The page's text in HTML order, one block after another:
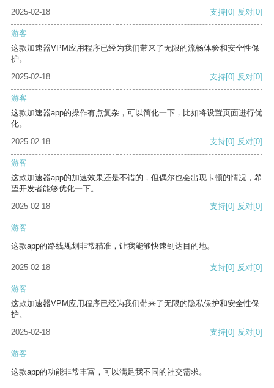
2025-02-18
支持[0] 反对[0]
游客
这款加速器VPM应用程序已经为我们带来了无限的流畅体验和安全性保
护。
2025-02-18
支持[0] 反对[0]
游客
这款加速器app的操作有点复杂，可以简化一下，比如将设置页面进行优
化。
2025-02-18
支持[0] 反对[0]
游客
这款加速器app的加速效果还是不错的，但偶尔也会出现卡顿的情况，希
望开发者能够优化一下。
2025-02-18
支持[0] 反对[0]
游客
这款app的路线规划非常精准，让我能够快速到达目的地。
2025-02-18 支持[0] 反对[0]
游客
这款加速器VPM应用程序已经为我们带来了无限的隐私保护和安全性保
护。
2025-02-18
支持[0] 反对[0]
游客
这款app的功能非常丰富，可以满足我不同的社交需求。